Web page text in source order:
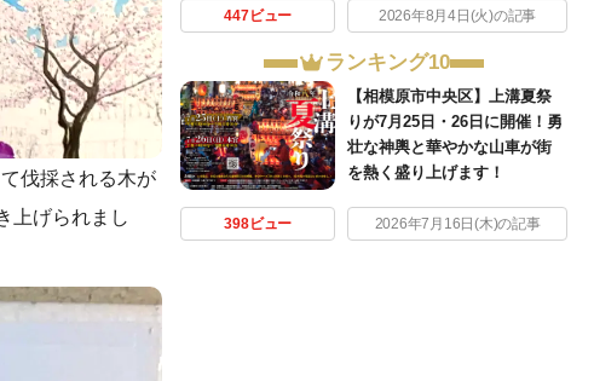
伐採される木が
上げられまし
447ビュー 2026年8月4日(火)の記事
ランキング10
【相模原市中央区】上溝夏祭
りが7月25日・26日に開催！勇
壮な神輿と華やかな山車が街
を熱く盛り上げます！
398ビュー 2026年7月16日(木)の記事